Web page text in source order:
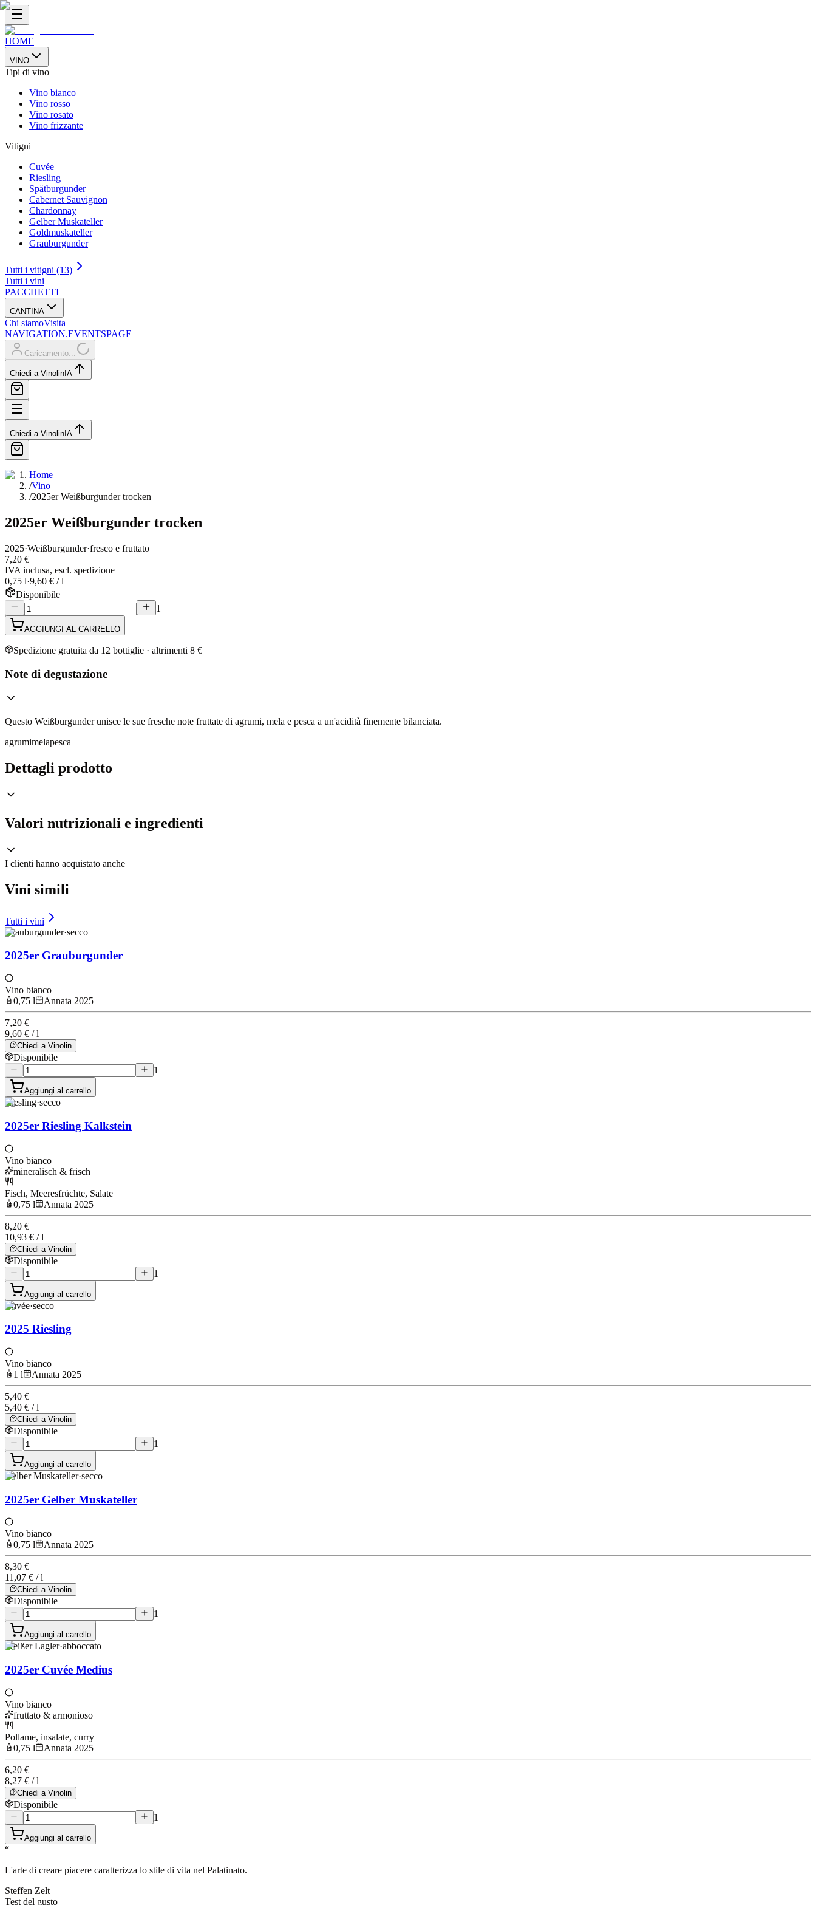
HOME
VINO
Tipi di vino
Vino bianco
Vino rosso
Vino rosato
Vino frizzante
Vitigni
Cuvée
Riesling
Spätburgunder
Cabernet Sauvignon
Chardonnay
Gelber Muskateller
Goldmuskateller
Grauburgunder
Tutti i vitigni (13)
Tutti i vini
PACCHETTI
CANTINA
Chi siamoVisita
NAVIGATION.EVENTSPAGE
Caricamento...
Chiedi a Vinolin IA
Chiedi a Vinolin IA
Home
/Vino
/2025er Weißburgunder trocken
2025er Weißburgunder trocken
2025·Weißburgunder·fresco e fruttato
7,20 €
IVA inclusa, escl. spedizione
0,75 l·9,60 € / l
Disponibile
1
AGGIUNGI AL CARRELLO
Spedizione gratuita da 12 bottiglie · altrimenti 8 €
Note di degustazione
Questo Weißburgunder unisce le sue fresche note fruttate di agrumi, mela e pesca a un'acidità finemente bilanciata.
agrumimelapesca
Dettagli prodotto
Valori nutrizionali e ingredienti
I clienti hanno acquistato anche
Vini simili
Tutti i vini
Grauburgunder·secco
2025er Grauburgunder
Vino bianco
0,75 l
Annata 2025
7,20 €
9,60 € / l
Chiedi a Vinolin
Disponibile
1
Aggiungi al carrello
Riesling·secco
2025er Riesling Kalkstein
Vino bianco
mineralisch & frisch
Fisch, Meeresfrüchte, Salate
0,75 l
Annata 2025
8,20 €
10,93 € / l
Chiedi a Vinolin
Disponibile
1
Aggiungi al carrello
Cuvée·secco
2025 Riesling
Vino bianco
1 l
Annata 2025
5,40 €
5,40 € / l
Chiedi a Vinolin
Disponibile
1
Aggiungi al carrello
Gelber Muskateller·secco
2025er Gelber Muskateller
Vino bianco
0,75 l
Annata 2025
8,30 €
11,07 € / l
Chiedi a Vinolin
Disponibile
1
Aggiungi al carrello
Weißer Lagler·abboccato
2025er Cuvée Medius
Vino bianco
fruttato & armonioso
Pollame, insalate, curry
0,75 l
Annata 2025
6,20 €
8,27 € / l
Chiedi a Vinolin
Disponibile
1
Aggiungi al carrello
“
L'arte di creare piacere caratterizza lo stile di vita nel Palatinato.
Steffen Zelt
Test del gusto